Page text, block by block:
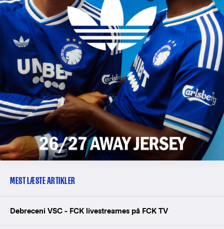
MEST LÆSTE ARTIKLER
Debreceni VSC - FCK livestreames på FCK TV